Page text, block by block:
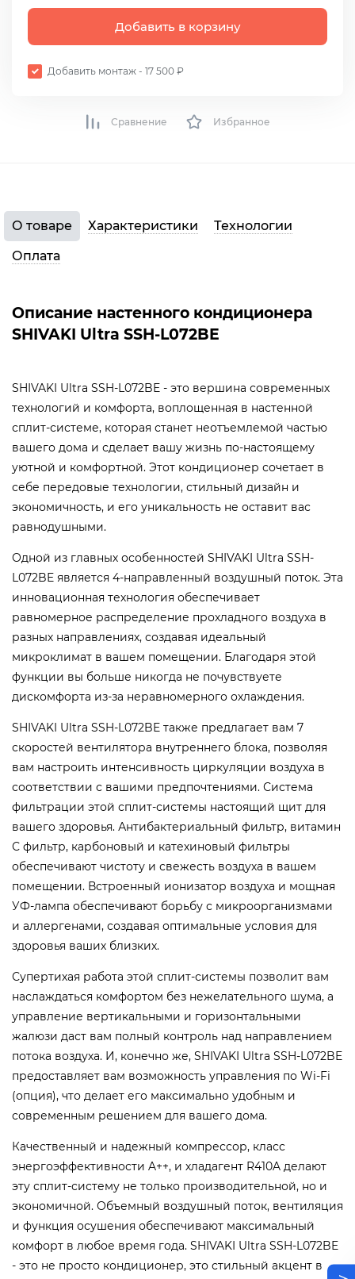
Добавить в корзину
Добавить монтаж - 17 500 ₽
Сравнение Избранное
О товаре Характеристики
Технологии
Оплата
Описание настенного кондиционера
SHIVAKI Ultra SSH-L072BE
SHIVAKI Ultra SSH-L072BE - это вершина современных
технологий и комфорта, воплощенная в настенной
сплит-системе, которая станет неотъемлемой частью
вашего дома и сделает вашу жизнь по-настоящему
уютной и комфортной. Этот кондиционер сочетает в
себе передовые технологии, стильный дизайн и
экономичность, и его уникальность не оставит вас
равнодушными.
Одной из главных особенностей SHIVAKI Ultra SSH-
L072BE является 4-направленный воздушный поток. Эта
инновационная технология обеспечивает
равномерное распределение прохладного воздуха в
разных направлениях, создавая идеальный
микроклимат в вашем помещении. Благодаря этой
функции вы больше никогда не почувствуете
дискомфорта из-за неравномерного охлаждения.
SHIVAKI Ultra SSH-L072BE также предлагает вам 7
скоростей вентилятора внутреннего блока, позволяя
вам настроить интенсивность циркуляции воздуха в
соответствии с вашими предпочтениями. Система
фильтрации этой сплит-системы настоящий щит для
вашего здоровья. Антибактериальный фильтр, витамин
С фильтр, карбоновый и катехиновый фильтры
обеспечивают чистоту и свежесть воздуха в вашем
помещении. Встроенный ионизатор воздуха и мощная
УФ-лампа обеспечивают борьбу с микроорганизмами
и аллергенами, создавая оптимальные условия для
здоровья ваших близких.
Супертихая работа этой сплит-системы позволит вам
наслаждаться комфортом без нежелательного шума, а
управление вертикальными и горизонтальными
жалюзи даст вам полный контроль над направлением
потока воздуха. И, конечно же, SHIVAKI Ultra SSH-L072BE
предоставляет вам возможность управления по Wi-Fi
(опция), что делает его максимально удобным и
современным решением для вашего дома.
Качественный и надежный компрессор, класс
энергоэффективности A++, и хладагент R410A делают
эту сплит-систему не только производительной, но и
экономичной. Объемный воздушный поток, вентиляция
и функция осушения обеспечивают максимальный
комфорт в любое время года. SHIVAKI Ultra SSH-L072BE
- это не просто кондиционер, это стильный акцент в